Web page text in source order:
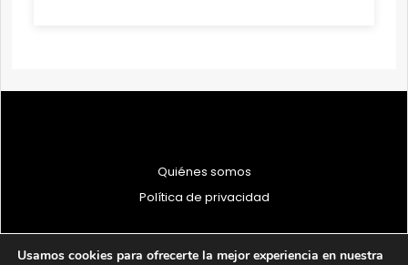
Quiénes somos
Política de privacidad
Usamos cookies para ofrecerte la mejor experiencia en nuestra